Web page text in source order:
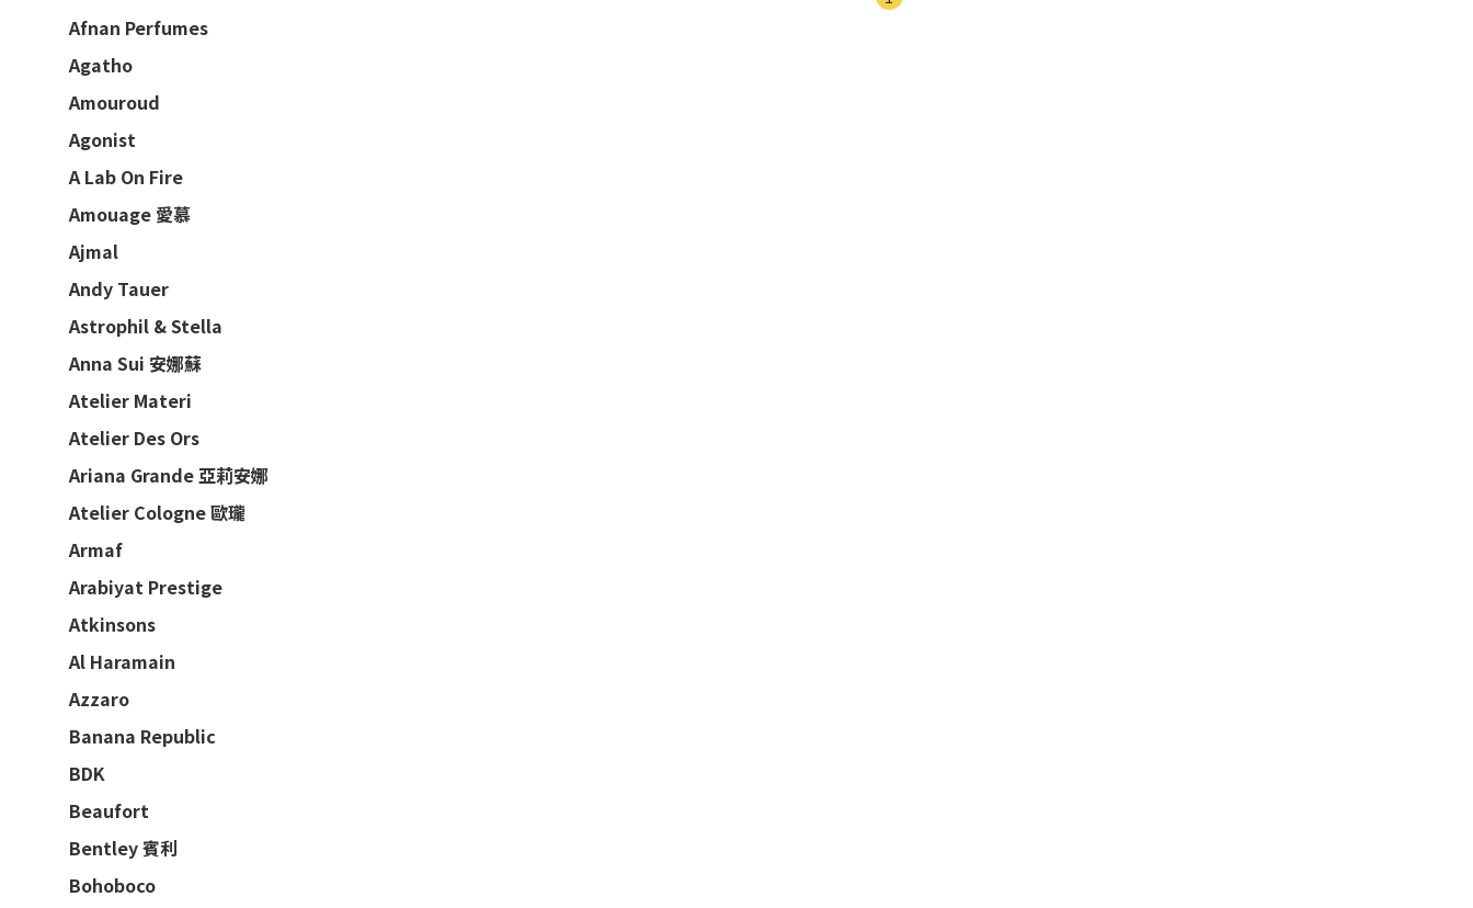
Afnan Perfumes
Agatho
Amouroud
Agonist
A Lab On Fire
Amouage 愛慕
Ajmal
Andy Tauer
Astrophil & Stella
Anna Sui 安娜蘇
Atelier Materi
Atelier Des Ors
Ariana Grande 亞莉安娜
Atelier Cologne 歐瓏
Armaf
Arabiyat Prestige
Atkinsons
Al Haramain
Azzaro
Banana Republic
BDK
Beaufort
Bentley 賓利
Bohoboco